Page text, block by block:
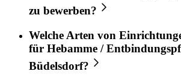
zu bewerben?
Welche Arten von
für Hebamme /
Büdelsdorf?